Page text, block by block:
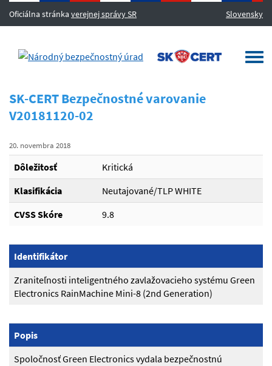
Oficiálna stránka verejnej správy SR Slovensky
MENU
SK-CERT Bezpečnostné varovanie
V20181120-02
20. novembra 2018
Dôležitosť
Kritická
Klasifikácia
Neutajované/TLP WHITE
CVSS Skóre
9.8
Identifikátor
Zraniteľnosti inteligentného zavlažovacieho systému Green
Electronics RainMachine Mini-8 (2nd Generation)
Popis
Spoločnosť Green Electronics vydala bezpečnostnú